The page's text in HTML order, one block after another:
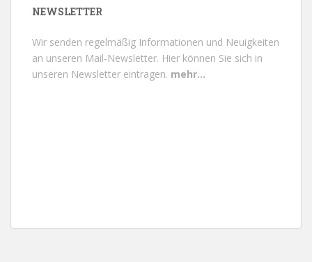
NEWSLETTER
Wir senden regelmäßig Informationen und Neuigkeiten
an unseren Mail-Newsletter. Hier können Sie sich in
unseren Newsletter eintragen. mehr...